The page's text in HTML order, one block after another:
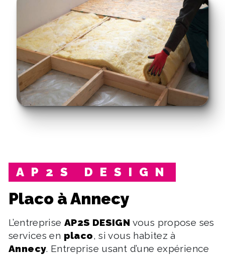
AP2S DESIGN
placo à Annecy
L’entrepriseAP2S DESIGN vous propose ses
services en placo, si vous habitez à
Annecy. Entreprise usant d’une expérience